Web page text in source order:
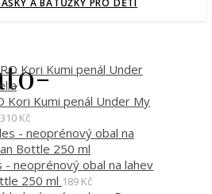
A BATŮŽKY PRO DĚTI
Kori Kumi penál Under My
310 Kč
neoprénový obal na lahev
250 ml 189 Kč